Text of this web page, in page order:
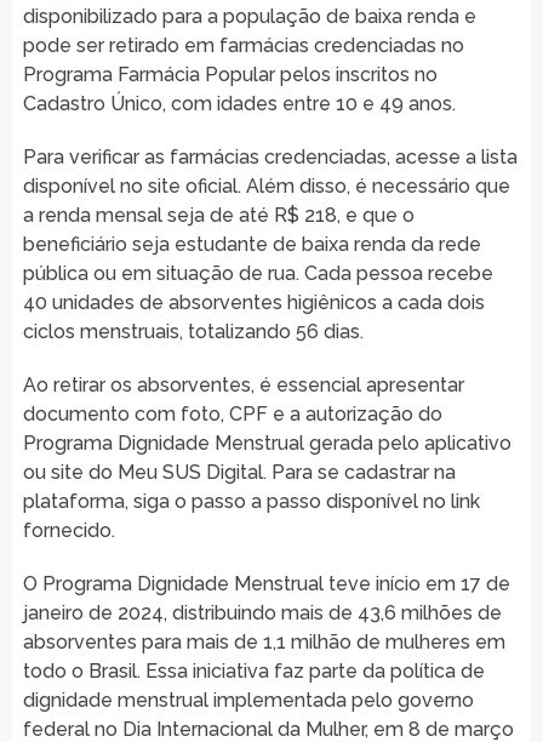
disponibilizado para a população de baixa renda e
pode ser retirado em farmácias credenciadas no
Programa Farmácia Popular pelos inscritos no
Cadastro Único, com idades entre 10 e 49 anos.
Para verificar as farmácias credenciadas, acesse a lista
disponível no site oficial. Além disso, é necessário que
a renda mensal seja de até R$ 218, e que o
beneficiário seja estudante de baixa renda da rede
pública ou em situação de rua. Cada pessoa recebe
40 unidades de absorventes higiênicos a cada dois
ciclos menstruais, totalizando 56 dias.
Ao retirar os absorventes, é essencial apresentar
documento com foto, CPF e a autorização do
Programa Dignidade Menstrual gerada pelo aplicativo
ou site do Meu SUS Digital. Para se cadastrar na
plataforma, siga o passo a passo disponível no link
fornecido.
O Programa Dignidade Menstrual teve início em 17 de
janeiro de 2024, distribuindo mais de 43,6 milhões de
absorventes para mais de 1,1 milhão de mulheres em
todo o Brasil. Essa iniciativa faz parte da política de
dignidade menstrual implementada pelo governo
federal no Dia Internacional da Mulher, em 8 de março